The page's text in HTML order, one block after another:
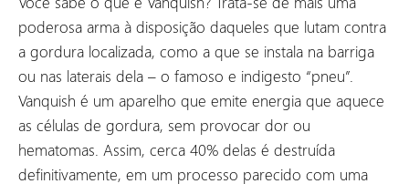
poderosa arma à disposição daqueles que lutam contra
a gordura localizada, como a que se instala na barriga
ou nas laterais dela – o famoso e indigesto “pneu”.
Vanquish é um aparelho que emite energia que aquece
as células de gordura, sem provocar dor ou
hematomas. Assim, cerca 40% delas é destruída
definitivamente, em um processo parecido com uma